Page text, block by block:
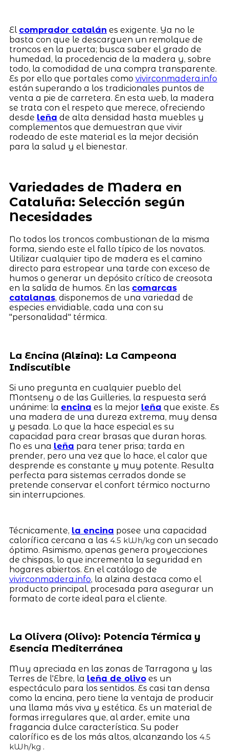
El comprador catalán es exigente. Ya no le
basta con que le descarguen un remolque de
troncos en la puerta; busca saber el grado de
humedad, la procedencia de la madera y, sobre
todo, la comodidad de una compra transparente.
Es por ello que portales como vivirconmadera.info
están superando a los tradicionales puntos de
venta a pie de carretera. En esta web, la madera
se trata con el respeto que merece, ofreciendo
desde leña de alta densidad hasta muebles y
complementos que demuestran que vivir
rodeado de este material es la mejor decisión
para la salud y el bienestar.
Variedades de Madera en
Cataluña: Selección según
Necesidades
No todos los troncos combustionan de la misma
forma, siendo este el fallo típico de los novatos.
Utilizar cualquier tipo de madera es el camino
directo para estropear una tarde con exceso de
humos o generar un depósito crítico de creosota
en la salida de humos. En las comarcas
catalanas, disponemos de una variedad de
especies envidiable, cada una con su
"personalidad" térmica.
La Encina (Alzina): La Campeona
Indiscutible
Si uno pregunta en cualquier pueblo del
Montseny o de las Guilleries, la respuesta será
unánime: la encina es la mejor leña que existe. Es
una madera de una dureza extrema, muy densa
y pesada. Lo que la hace especial es su
capacidad para crear brasas que duran horas.
No es una leña para tener prisa; tarda en
prender, pero una vez que lo hace, el calor que
desprende es constante y muy potente. Resulta
perfecta para sistemas cerrados donde se
pretende conservar el confort térmico nocturno
sin interrupciones.
Técnicamente, la encina posee una capacidad
calorífica cercana a las 4.5 kWh/kg con un secado
óptimo. Asimismo, apenas genera proyecciones
de chispas, lo que incrementa la seguridad en
hogares abiertos. En el catálogo de
vivirconmadera.info, la alzina destaca como el
producto principal, procesada para asegurar un
formato de corte ideal para el cliente.
La Olivera (Olivo): Potencia Térmica y
Esencia Mediterránea
Muy apreciada en las zonas de Tarragona y las
Terres de l'Ebre, la leña de olivoes un
espectáculo para los sentidos. Es casi tan densa
como la encina, pero tiene la ventaja de producir
una llama más viva y estética. Es un material de
formas irregulares que, al arder, emite una
fragancia dulce característica. Su poder
calorífico es de los más altos, alcanzando los 4.5
kWh/kg .